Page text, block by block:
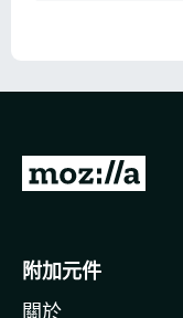
前
o
附加元件
關於